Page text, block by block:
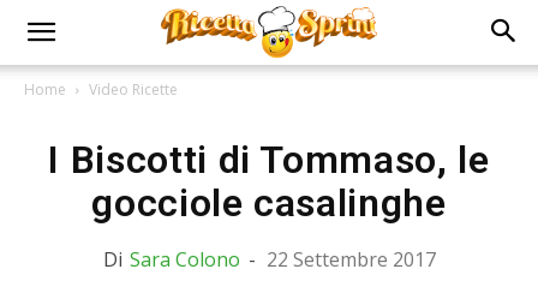
Home Video Ricette
I Biscotti di Tommaso, le
gocciole casalinghe
Di Sara Colono - 22 Settembre 2017